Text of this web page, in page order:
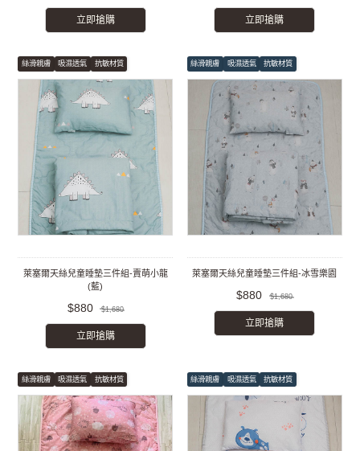
立即搶購 立即搶購
絲滑親膚 吸濕透氣 抗敏材質
萊塞爾天絲兒童睡墊三件組-賣萌小龍
(藍)
$880 $1,680
立即搶購
絲滑親膚 吸濕透氣 抗敏材質
萊塞爾天絲兒童睡墊三件組-冰雪樂園
$880 $1,680
立即搶購
絲滑親膚 吸濕透氣 抗敏材質 絲滑親膚 吸濕透氣 抗敏材質